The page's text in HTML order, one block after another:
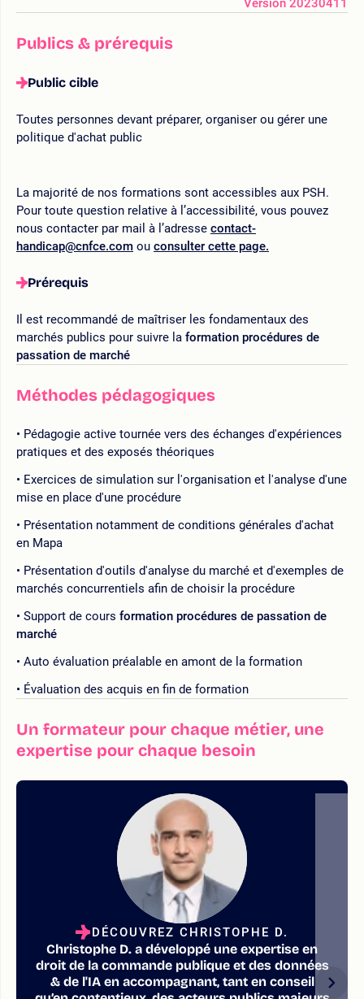
Publics & prérequis
Public cible
Toutes personnes devant préparer, organiser ou gérer une
politique d'achat public
La majorité de nos formations sont accessibles aux PSH.
Pour toute question relative à l’accessibilité, vous pouvez
nous contacter par mail à l’adresse contact-
handicap@cnfce.com ou consulter cette page.
Prérequis
Il est recommandé de maîtriser les fondamentaux des
marchés publics pour suivre la formation procédures de
passation de marché
Méthodes pédagogiques
Pédagogie active tournée vers des échanges d'expériences
pratiques et des exposés théoriques
Exercices de simulation sur l'organisation et l'analyse d'une
mise en place d'une procédure
Présentation notamment de conditions générales d'achat
en Mapa
Présentation d'outils d'analyse du marché et d'exemples de
marchés concurrentiels afin de choisir la procédure
Support de cours formation procédures de passation de
marché
Auto évaluation préalable en amont de la formation
Évaluation des acquis en fin de formation
Un formateur pour chaque métier, une
expertise pour chaque besoin
DÉCOUVREZ CHRISTOPHE D.
Christophe D. a développé une expertise en
droit de la commande publique et des données
& de l'IA en accompagnant, tant en conseil